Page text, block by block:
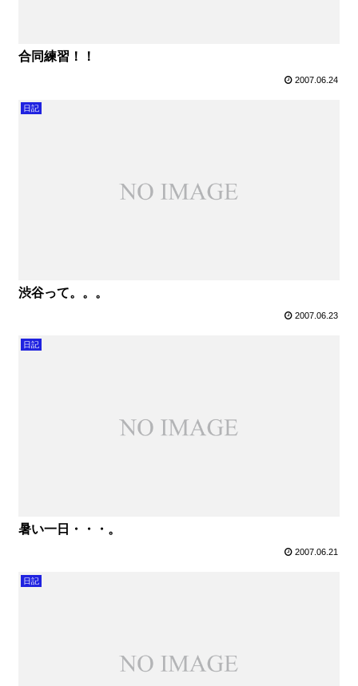
合同練習！！
2007.06.24
日記
渋谷って。。。
2007.06.23
日記
暑い一日・・・。
2007.06.21
日記